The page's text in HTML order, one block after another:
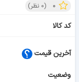
۰ (۰ نظر)
کد کالا
آخرین قیمت
وضعیت